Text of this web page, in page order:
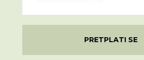
PRETPLATI SE